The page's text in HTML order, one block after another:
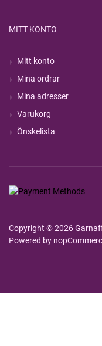
MITT KONTO
Mitt konto
Mina ordrar
Mina adresser
Varukorg
Önskelista
Copyright © 2026
Powered by